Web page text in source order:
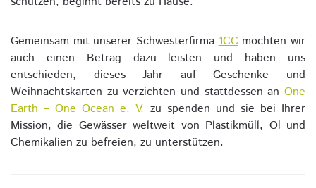
Gemeinsam mit unserer Schwesterfirma1CCmöchten wir
auch einen Betrag dazu leisten und haben uns
entschieden, dieses Jahr auf Geschenke und
Weihnachtskarten zu verzichten und stattdessen an One
Earth – One Ocean e. V.zu spenden und sie bei Ihrer
Mission, die Gewässer weltweit von Plastikmüll, Öl und
Chemikalien zu befreien, zu unterstützen.